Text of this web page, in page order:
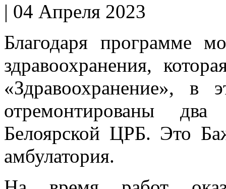
| 04 Апреля 2023
Благодаря программе
здравоохранения,
«Здравоохранение», в
отремонтированы два
Белоярской ЦРБ. Это
амбулатория.